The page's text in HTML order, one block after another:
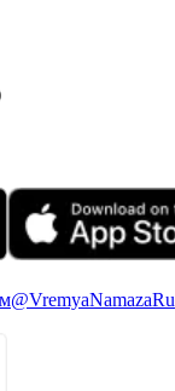
@VremyaNamazaRu